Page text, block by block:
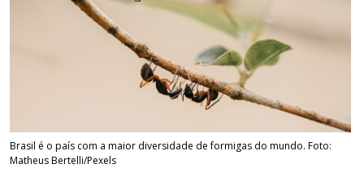
Brasil é o país com a maior diversidade de formigas do mundo. Foto:
Matheus Bertelli/Pexels